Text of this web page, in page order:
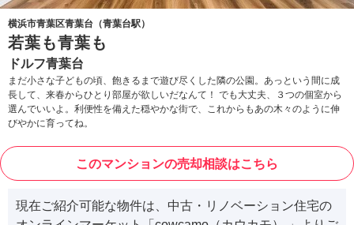
横浜市青葉区青葉台（青葉台駅）
若葉も青葉も
ドルフ青葉台
まだ小さな子どもの頃、飽きるまで遊び尽くした隣の公園。あっという間に成
長して、来春からひとり部屋が欲しいだなんて！ でも大丈夫、３つの個室から
選んでいいよ。利便性を備えた穏やかな街で、これからもあの木々のように伸
びやかに育ってね。
このマンションの売却相談はこちら
現在ご紹介可能な物件は、中古・リノベーション住宅の